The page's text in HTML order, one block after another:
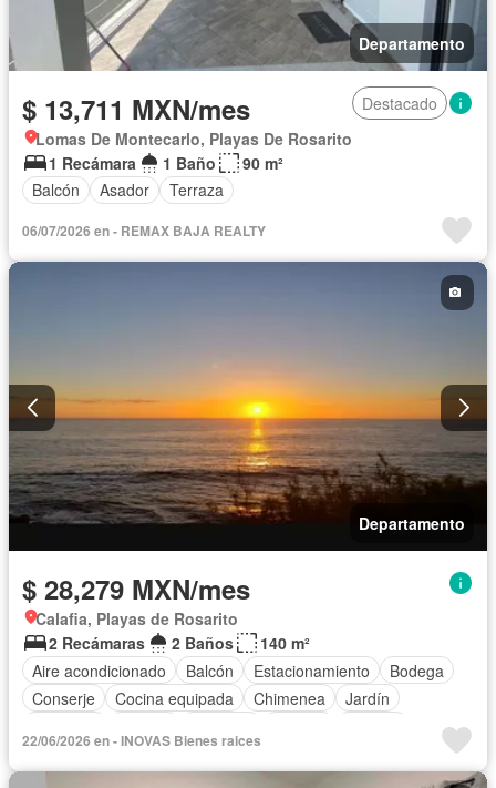
Departamento
$ 13,711 MXN/mes
Destacado
Lomas De Montecarlo, Playas De Rosarito
1 Recámara
1 Baño
90 m²
Balcón
Asador Terraza
06/07/2026 en - REMAX BAJA REALTY
Departamento
$ 28,279 MXN/mes
Calafia, Playas de Rosarito
2 Recámaras
2 Baños
140 m²
Aire acondicionado
Balcón Estacionamiento
Bodega
Conserje
Cocina equipada Chimenea
Jardín
Completamente amueblado
22/06/2026 en - INOVAS Bienes raices